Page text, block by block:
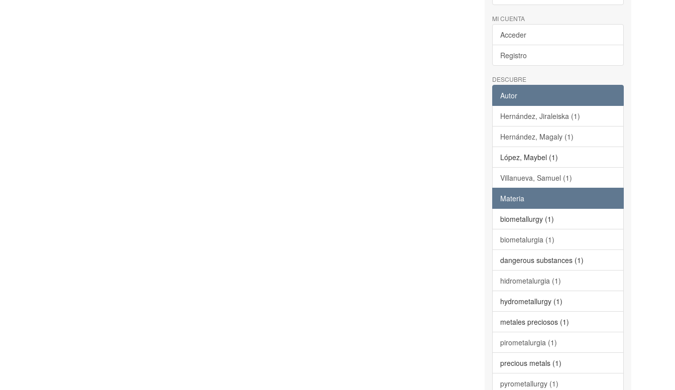
MI CUENTA
Acceder
Registro
DESCUBRE
Autor
Hernández, Jiraleiska (1)
Hernández, Magaly (1)
López, Maybel (1)
Villanueva, Samuel (1)
Materia
biometallurgy (1)
biometalurgia (1)
dangerous substances (1)
hidrometalurgia (1)
hydrometallurgy (1)
metales preciosos (1)
pirometalurgia (1)
precious metals (1)
pyrometallurgy (1)